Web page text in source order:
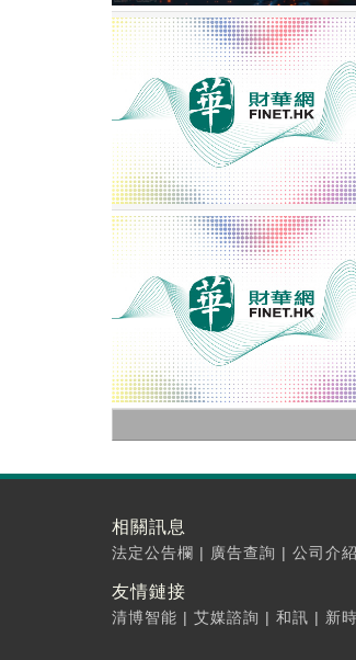
相關訊息
法定公告欄 | 廣告查詢 | 公司介紹
友情鏈接
清博智能 | 艾媒諮詢 | 和訊 | 新